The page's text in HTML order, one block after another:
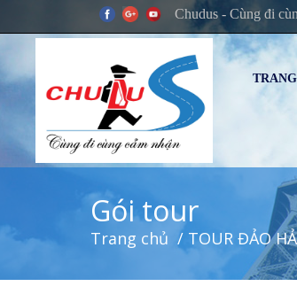
Chudus - Cùng đi
Gói tour
Trang chủ / TOUR ĐẢO